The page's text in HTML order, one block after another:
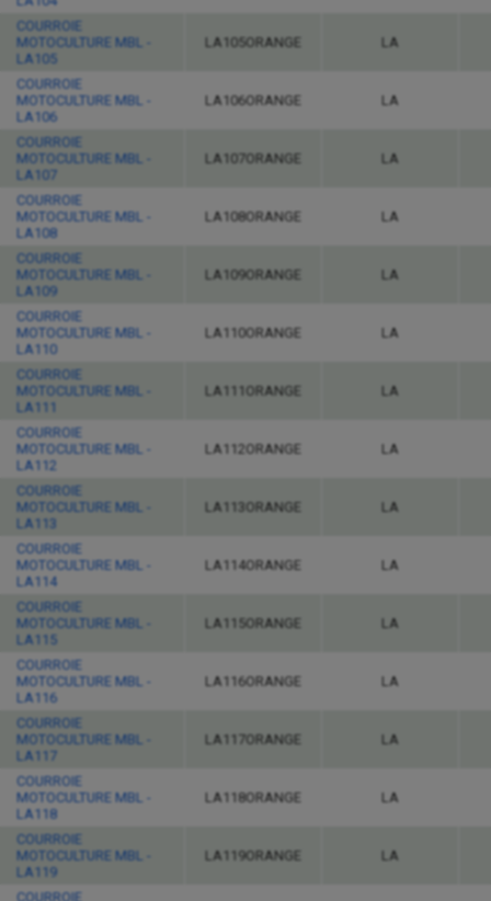
COURROIE
MOTOCULTURE MBL -
LA105
LA105ORANGE LA
COURROIE
MOTOCULTURE MBL -
LA106
LA106ORANGE LA
COURROIE
MOTOCULTURE MBL -
LA107
LA107ORANGE LA
COURROIE
MOTOCULTURE MBL -
LA108
LA108ORANGE LA
COURROIE
MOTOCULTURE MBL -
LA109
LA109ORANGE LA
COURROIE
MOTOCULTURE MBL -
LA110
LA110ORANGE LA
COURROIE
MOTOCULTURE MBL -
LA111
LA111ORANGE LA
COURROIE
MOTOCULTURE MBL -
LA112
LA112ORANGE LA
COURROIE
MOTOCULTURE MBL -
LA113
LA113ORANGE LA
COURROIE
MOTOCULTURE MBL -
LA114
LA114ORANGE LA
COURROIE
MOTOCULTURE MBL -
LA115
LA115ORANGE LA
COURROIE
MOTOCULTURE MBL -
LA116
LA116ORANGE LA
COURROIE
MOTOCULTURE MBL -
LA117
LA117ORANGE LA
COURROIE
MOTOCULTURE MBL -
LA118
LA118ORANGE LA
COURROIE
MOTOCULTURE MBL -
LA119
LA119ORANGE LA
COURROIE